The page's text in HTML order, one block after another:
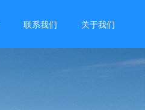
联系我们 关于我们